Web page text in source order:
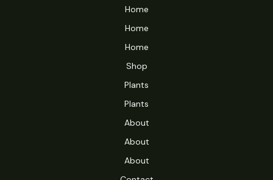
Home
Home
Home
Shop
Plants
Plants
About
About
About